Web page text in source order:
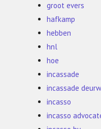
groot evers
hafkamp
hebben
hnl
hoe
incassade
incassade
incasso
incasso